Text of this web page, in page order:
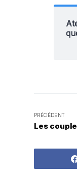
PRÉCÉDENT
Les